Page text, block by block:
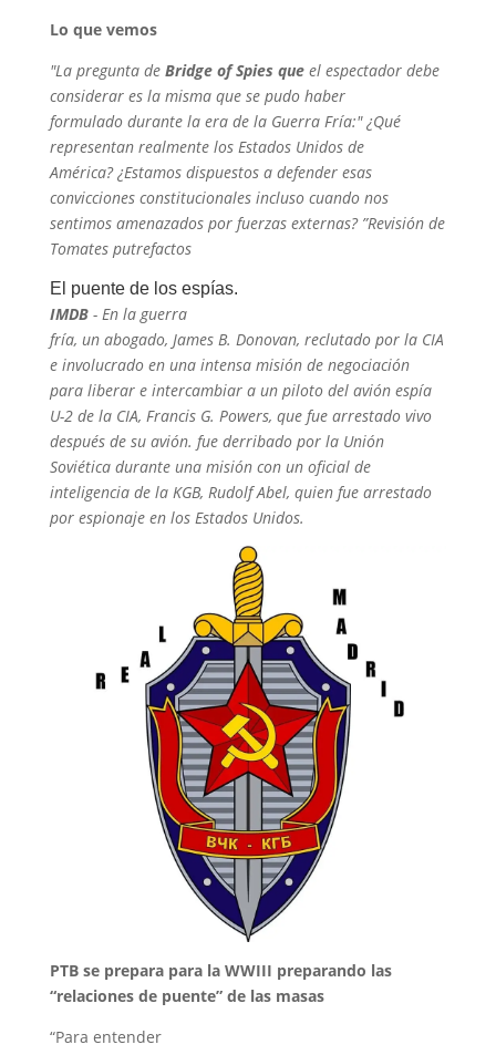
Lo que vemos
"La pregunta de Bridge of Spies queel espectador debe
considerar es la misma que se pudo haber
formulado durante la era de la Guerra Fría:" ¿Qué
representan realmente los Estados Unidos de
América? ¿Estamos dispuestos a defender esas
convicciones constitucionales incluso cuando nos
sentimos amenazados por fuerzas externas? ”Revisión de
Tomates putrefactos
El puente de los espías.
IMDB- En la guerra
fría, un abogado, James B. Donovan, reclutado por la CIA
e involucrado en una intensa misión de negociación
para liberar e intercambiar a un piloto del avión espía
U-2 de la CIA, Francis G. Powers, que fue arrestado vivo
después de su avión. fue derribado por la Unión
Soviética durante una misión con un oficial de
inteligencia de la KGB, Rudolf Abel, quien fue arrestado
por espionaje en los Estados Unidos.
PTB se prepara para la WWIII preparando las
“relaciones de puente” de las masas
“Para entender